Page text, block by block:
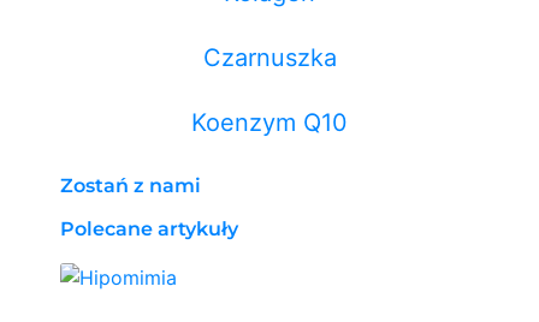
Czarnuszka
Koenzym Q10
Zostań z nami
Polecane artykuły